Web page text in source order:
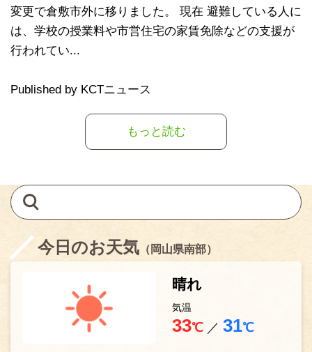
変更で倉敷市外に移りました。 現在 避難している人に
は、学校の授業料や市営住宅の家賃免除などの支援が
行われてい...
Published by KCTニュース
もっと読む
今日のお天気 （岡山県南部）
晴れ
気温
33℃ ／ 31℃